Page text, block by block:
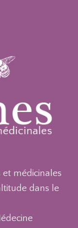
médicinales
dans le